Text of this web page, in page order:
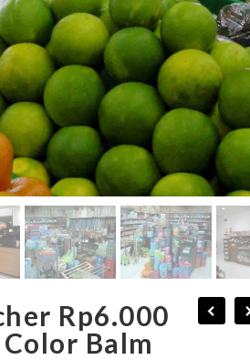
Rp6.000
Balm